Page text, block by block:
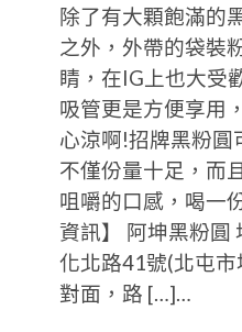
除了有大顆飽滿的
之外，外帶的袋裝
睛，在IG上也大受
吸管更是方便享用
心涼啊!招牌黑粉圓
不僅份量十足，而
咀嚼的口感，喝一
資訊】 阿坤黑粉圓
化北路41號(北屯
對面，路 […]…